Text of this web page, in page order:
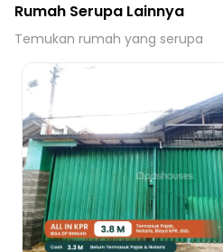
Rumah Serupa Lainnya
Temukan rumah yang serupa